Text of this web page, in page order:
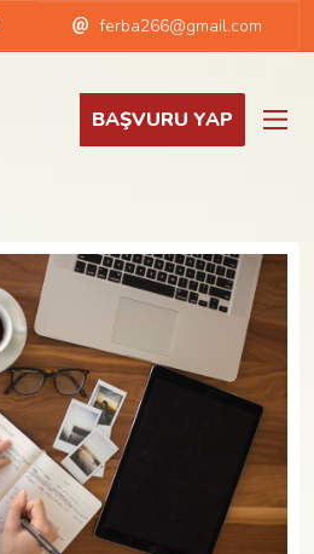
ferba266@gmail.com
BAŞVURU YAP